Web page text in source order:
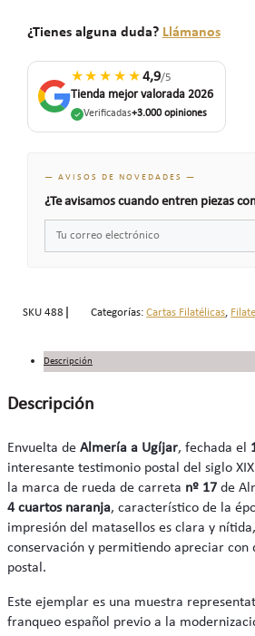
¿Tienes alguna duda? Llámanos
★★★★★4,9/5
Tienda mejor valorada 2026
Verificadas+3.000 opiniones
— AVISOS DE NOVEDADES —
¿Te avisamos cuando entren piezas
SKU488 Categorías: Cartas Filatélicas,
Descripción
Descripción
Envuelta de Almería a Ugíjar, fechada el
interesante testimonio postal del siglo
la marca de rueda de carreta nº 17 de
4 cuartos naranja, característico de la
impresión del matasellos es clara y
conservación y permitiendo apreciar con
postal.
Este ejemplar es una muestra
franqueo español previo a la